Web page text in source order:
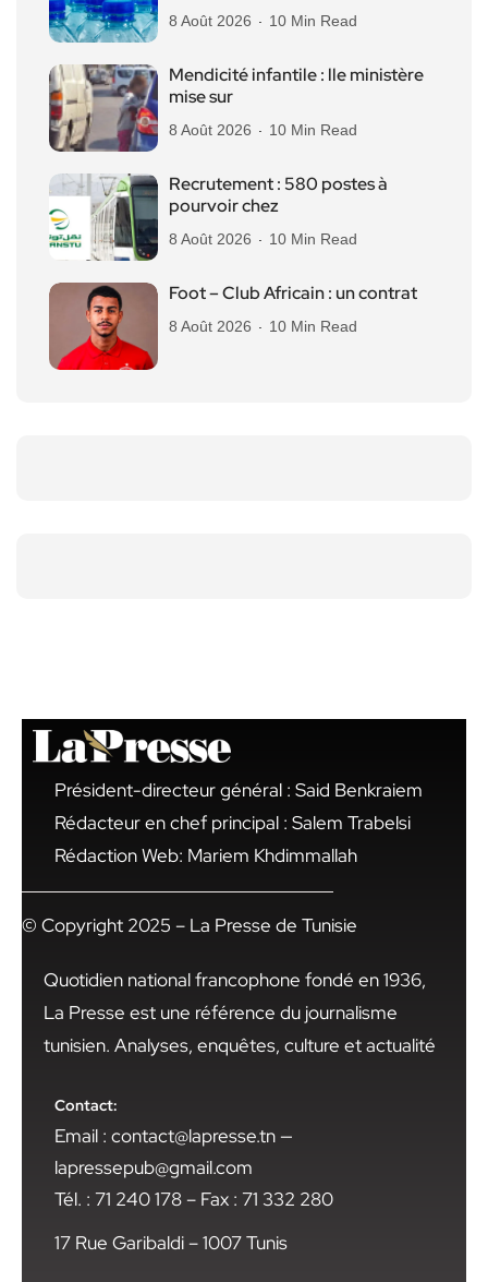
8 Août 2026 10 Min Read
Mendicité infantile : lle ministère
mise sur
8 Août 2026 10 Min Read
Recrutement : 580 postes à
pourvoir chez
8 Août 2026 10 Min Read
Foot – Club Africain : un contrat
8 Août 2026 10 Min Read
Président-directeur général : Said Benkraiem
Rédacteur en chef principal : Salem Trabelsi
Rédaction Web: Mariem Khdimmallah
© Copyright 2025 – La Presse de Tunisie
Quotidien national francophone fondé en 1936,
La Presse est une référence du journalisme
tunisien. Analyses, enquêtes, culture et actualité
Contact:
Email : contact@lapresse.tn —
lapressepub@gmail.com
Tél. : 71 240 178 – Fax : 71 332 280
17 Rue Garibaldi – 1007 Tunis